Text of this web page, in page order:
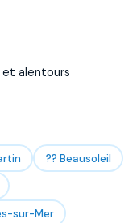
alentours
?? Beausoleil
sur-Mer